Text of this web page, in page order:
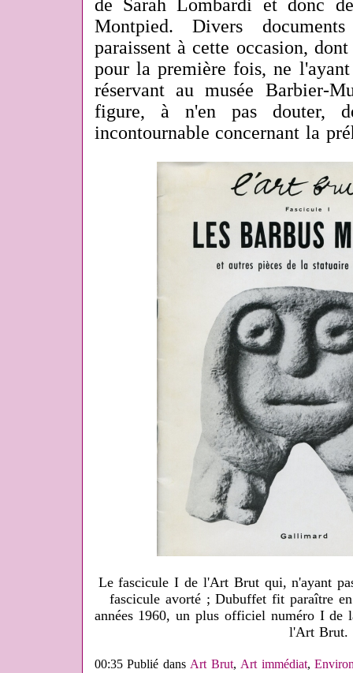
de Sarah Lombardi et donc
Montpied. Divers
paraissent à cette occasion,
pour la première fois, ne
réservant au musée Barbier-
figure, à n'en pas douter,
incontournable concernant la
Le fascicule I de l'Art Brut qui, n'ayant
fascicule avorté ; Dubuffet fit paraître
années 1960, un plus officiel numéro I de
l'Art Brut.
00:35 Publié dansArt Brut, Art immédiat,